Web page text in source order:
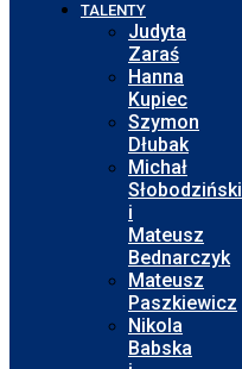
TALENTY
Judyta
Zaraś
Hanna
Kupiec
Szymon
Dłubak
Michał
Słobodziński
i
Mateusz
Bednarczyk
Mateusz
Paszkiewicz
Nikola
Babska